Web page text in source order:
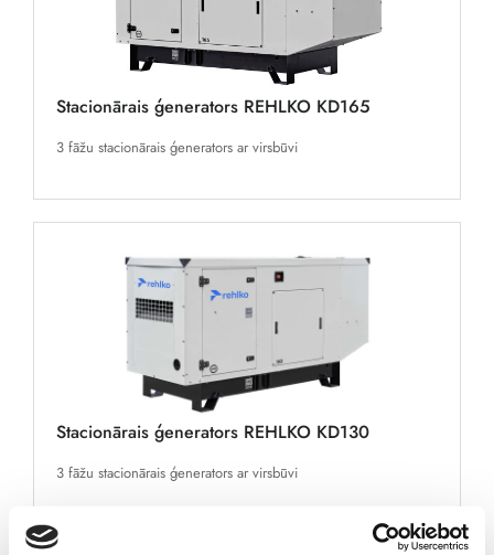
Stacionārais ģenerators REHLKO KD165
3 fāžu stacionārais ģenerators ar virsbūvi
Stacionārais ģenerators REHLKO KD130
3 fāžu stacionārais ģenerators ar virsbūvi